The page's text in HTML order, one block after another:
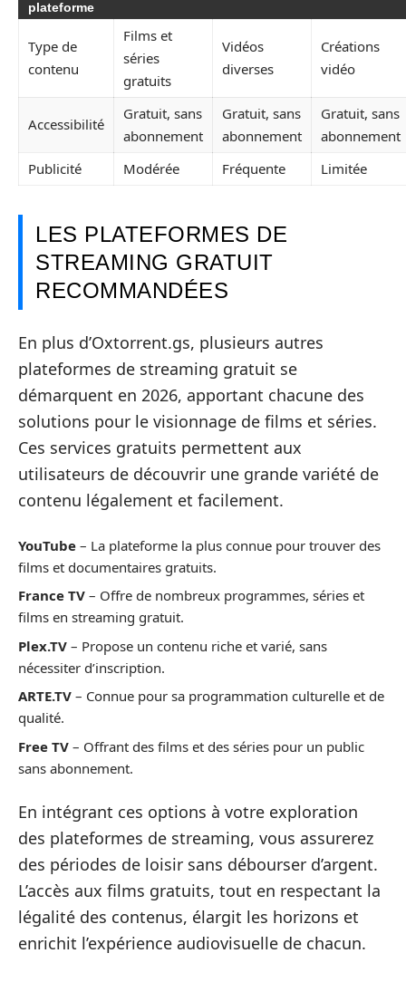
plateforme
Type de
contenu
Films et
séries
gratuits
Vidéos
diverses
Créations
vidéo
Accessibilité
Gratuit, sans
abonnement
Gratuit, sans
abonnement
Gratuit, sans
abonnement
Publicité
Modérée Fréquente Limitée
LES PLATEFORMES DE
STREAMING GRATUIT
RECOMMANDÉES
En plus d’Oxtorrent.gs, plusieurs autres
plateformes de streaming gratuit se
démarquent en 2026, apportant chacune des
solutions pour le visionnage de films et séries.
Ces services gratuits permettent aux
utilisateurs de découvrir une grande variété de
contenu légalement et facilement.
YouTube – La plateforme la plus connue pour trouver des
films et documentaires gratuits.
France TV – Offre de nombreux programmes, séries et
films en streaming gratuit.
Plex.TV – Propose un contenu riche et varié, sans
nécessiter d’inscription.
ARTE.TV – Connue pour sa programmation culturelle et de
qualité.
Free TV – Offrant des films et des séries pour un public
sans abonnement.
En intégrant ces options à votre exploration
des plateformes de streaming, vous assurerez
des périodes de loisir sans débourser d’argent.
L’accès aux films gratuits, tout en respectant la
légalité des contenus, élargit les horizons et
enrichit l’expérience audiovisuelle de chacun.